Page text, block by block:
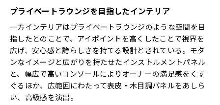
プライベートラウンジを目指したインテリア
一方インテリアはプライベートラウンジのような空間を目
指したとのことで、アイポイントを高くしたことで視界を
広げ、安心感と誇らしさを持てる設計とされている。モダ
ンなイメージと広がりを持たせたインストルメントパネル
と、幅広で高いコンソールによりオーナーの満足感をくす
ぐるほか、広範囲にわたって表皮・木目調パネルをあしら
い、高級感を演出。